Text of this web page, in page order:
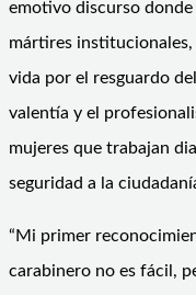
emotivo discurso
mártires
vida por el resguardo
valentía y el
mujeres que trabajan
seguridad a la
“Mi primer
carabinero no es fácil,